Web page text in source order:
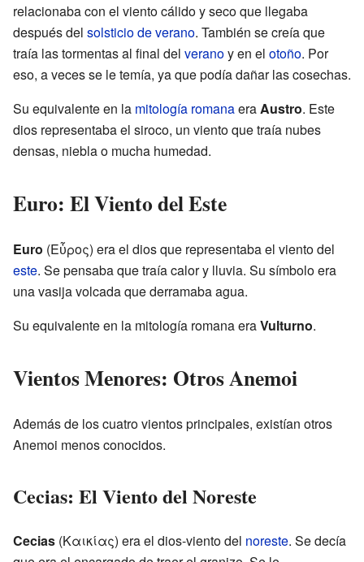
relacionaba con el viento cálido y seco que llegaba
después del solsticio de verano. También se creía que
traía las tormentas al final del veranoy en el otoño. Por
eso, a veces se le temía, ya que podía dañar las cosechas.
Su equivalente en la mitología romanaera Austro. Este
dios representaba el siroco, un viento que traía nubes
densas, niebla o mucha humedad.
Euro: El Viento del Este
Euro (Εὖρος) era el dios que representaba el viento del
este. Se pensaba que traía calor y lluvia. Su símbolo era
una vasija volcada que derramaba agua.
Su equivalente en la mitología romana eraVulturno.
Vientos Menores: Otros Anemoi
Además de los cuatro vientos principales, existían otros
Anemoi menos conocidos.
Cecias: El Viento del Noreste
Cecias (Καικίας) era el dios-viento del noreste. Se decía